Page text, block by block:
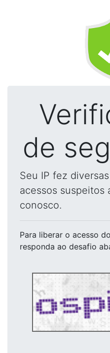
de
Seu IP fez
acessos suspeitos
conosco.
Para liberar o acesso
responda ao desafio